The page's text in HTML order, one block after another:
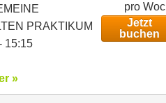
PRAKTIKUM
15:15
pro
Jetzt
buchen
»